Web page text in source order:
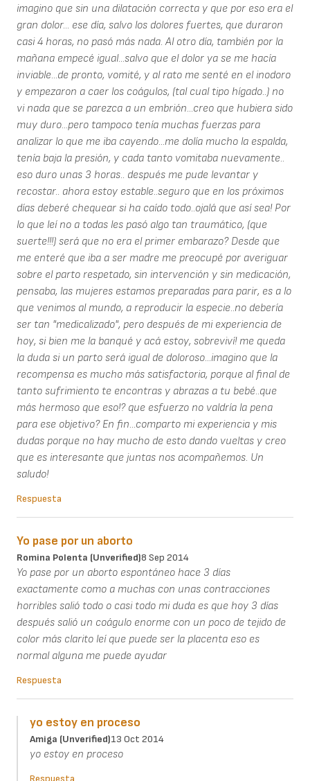
imagino que sin una dilatación correcta y que por eso era el
gran dolor... ese día, salvo los dolores fuertes, que duraron
casi 4 horas, no pasó más nada. Al otro día, también por la
mañana empecé igual...salvo que el dolor ya se me hacía
inviable...de pronto, vomité, y al rato me senté en el inodoro
y empezaron a caer los coágulos, (tal cual tipo hígado..) no
vi nada que se parezca a un embrión...creo que hubiera sido
muy duro...pero tampoco tenía muchas fuerzas para
analizar lo que me iba cayendo...me dolía mucho la espalda,
tenía baja la presión, y cada tanto vomitaba nuevamente..
eso duro unas 3 horas.. después me pude levantar y
recostar.. ahora estoy estable..seguro que en los próximos
días deberé chequear si ha caído todo..ojalá que así sea! Por
lo que leí no a todas les pasó algo tan traumático, (que
suerte!!!) será que no era el primer embarazo? Desde que
me enteré que iba a ser madre me preocupé por averiguar
sobre el parto respetado, sin intervención y sin medicación,
pensaba, las mujeres estamos preparadas para parir, es a lo
que venimos al mundo, a reproducir la especie..no debería
ser tan "medicalizado", pero después de mi experiencia de
hoy, si bien me la banqué y acá estoy, sobreviví! me queda
la duda si un parto será igual de doloroso...imagino que la
recompensa es mucho más satisfactoria, porque al final de
tanto sufrimiento te encontras y abrazas a tu bebé..que
más hermoso que eso!? que esfuerzo no valdría la pena
para ese objetivo? En fin...comparto mi experiencia y mis
dudas porque no hay mucho de esto dando vueltas y creo
que es interesante que juntas nos acompañemos. Un
saludo!
Respuesta
Yo pase por un aborto
Romina Polenta (unverified)8 Sep 2014
Yo pase por un aborto espontáneo hace 3 días
exactamente como a muchas con unas contracciones
horribles salió todo o casi todo mi duda es que hoy 3 días
después salió un coágulo enorme con un poco de tejido de
color más clarito leí que puede ser la placenta eso es
normal alguna me puede ayudar
Respuesta
yo estoy en proceso
Amiga (unverified)13 Oct 2014
yo estoy en proceso
Respuesta